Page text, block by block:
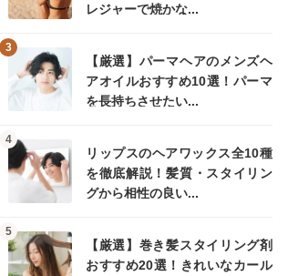
レジャーで焼かな...
【厳選】パーマヘアのメンズヘ
アオイルおすすめ10選！パーマ
を長持ちさせたい...
3
リップスのヘアワックス全10種
を徹底解説！髪質・スタイリン
グから相性の良い...
4
【厳選】巻き髪スタイリング剤
おすすめ20選！きれいなカール
5